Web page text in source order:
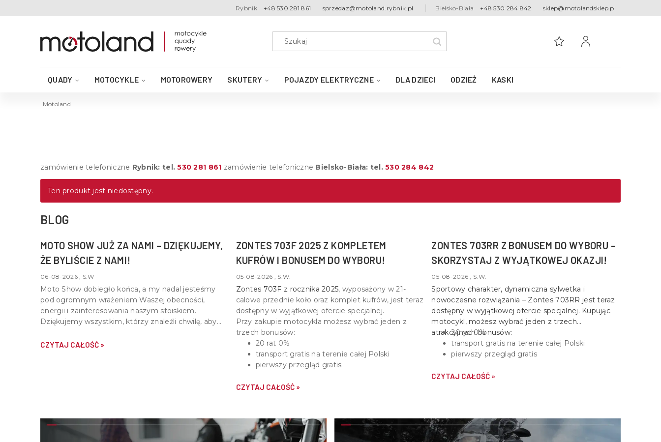
Rybnik +48 530 281 861 sprzedaz@motoland.rybnik.pl Bielsko-Biała +48 530 284 842 sklep@motolandsklep.pl
QUADY MOTOCYKLE MOTOROWERY SKUTERY POJAZDY ELEKTRYCZNE DLA DZIECI ODZIEŻ KASKI
AKCESORIA DO QUADA
Motoland
zamówienie telefoniczne Rybnik: tel.530 281 861 zamówienie telefoniczne Bielsko-Biała: tel.530 284 842
Ten produkt jest niedostępny.
BLOG
MOTO SHOW JUŻ ZA NAMI – DZIĘKUJEMY,
ŻE BYLIŚCIE Z NAMI!
06-08-2026 , S.W
Moto Show dobiegło końca, a my nadal jesteśmy
pod ogromnym wrażeniem Waszej obecności,
energii i zainteresowania naszym stoiskiem.
Dziękujemy wszystkim, którzy znaleźli chwilę, aby
quadach i wspólnej pasji do motoryzacji.
CZYTAJ CAŁOŚĆ »
ZONTES 703F 2025 Z KOMPLETEM
KUFRÓW I BONUSEM DO WYBORU!
05-08-2026 , S.W.
Zontes 703F z rocznika 2025, wyposażony w21-
calowe przednie koło oraz komplet kufrów, jest teraz
dostępny w wyjątkowej ofercie specjalnej.
Przy zakupie motocykla możesz wybrać jeden z
trzech bonusów:
20 rat 0%
transport gratis na terenie całej Polski
pierwszy przegląd gratis
CZYTAJ CAŁOŚĆ »
ZONTES 703RR Z BONUSEM DO WYBORU –
SKORZYSTAJ Z WYJĄTKOWEJ OKAZJI!
05-08-2026 , S.W.
Sportowy charakter, dynamiczna sylwetka i
nowoczesne rozwiązania – Zontes 703RR jest teraz
dostępny w wyjątkowej ofercie specjalnej. Kupując
motocykl, możesz wybrać jeden z trzech
atrakcyjnych bonusów:
20 rat 0%
transport gratis na terenie całej Polski
pierwszy przegląd gratis
CZYTAJ CAŁOŚĆ »